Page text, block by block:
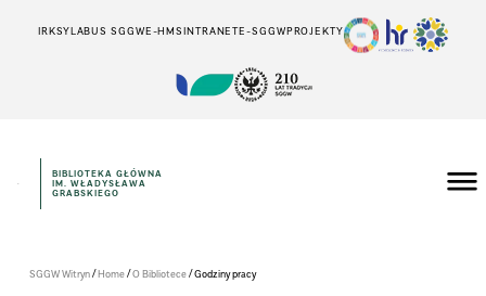
IRKSYLABUS SGGWE-HMSINTRANETE-SGGWPROJEKTY
BIBLIOTEKA GŁÓWNA
IM. WŁADYSŁAWA
GRABSKIEGO
SGGW Witryn/Home/O Bibliotece/Godziny pracy